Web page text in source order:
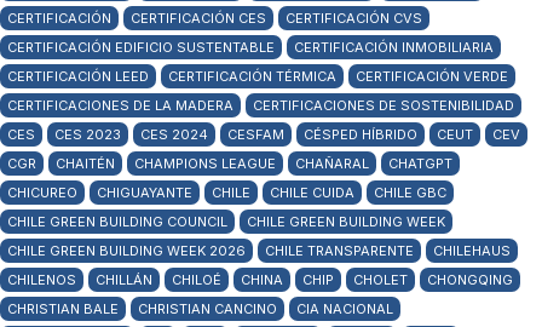
CERTIFICACIÓN
CERTIFICACIÓN CES
CERTIFICACIÓN CVS
CERTIFICACIÓN EDIFICIO SUSTENTABLE
CERTIFICACIÓN INMOBILIARIA
CERTIFICACIÓN LEED
CERTIFICACIÓN TÉRMICA
CERTIFICACIÓN VERDE
CERTIFICACIONES DE LA MADERA
CERTIFICACIONES DE SOSTENIBILIDAD
CES
CES 2023 CES 2024 CESFAM CÉSPED HÍBRIDO CEUT
CEV
CGR
CHAITÉN CHAMPIONS LEAGUE CHAÑARAL
CHATGPT
CHICUREO
CHIGUAYANTE CHILE CHILE CUIDA
CHILE GBC
CHILE GREEN BUILDING COUNCIL
CHILE GREEN BUILDING WEEK
CHILE GREEN BUILDING WEEK 2026
CHILE TRANSPARENTE
CHILEHAUS
CHILENOS
CHILLÁN CHILOÉ CHINA CHIP CHOLET
CHONGQING
CHRISTIAN BALE
CHRISTIAN CANCINO
CIA NACIONAL